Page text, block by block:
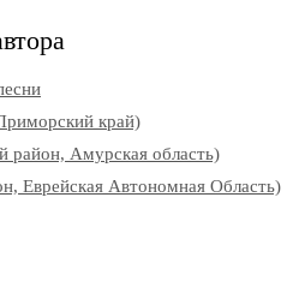
край)
район, Амурская область)
Еврейская Автономная Область)